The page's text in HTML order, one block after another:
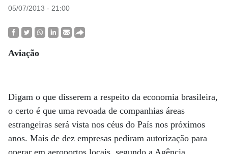
05/07/2013 - 21:00
Aviação
Digam o que disserem a respeito da economia brasileira,
o certo é que uma revoada de companhias áreas
estrangeiras será vista nos céus do País nos próximos
anos. Mais de dez empresas pediram autorização para
operar em aeroportos locais, segundo a Agência